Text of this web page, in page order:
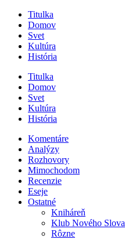
Titulka
Domov
Svet
Kultúra
História
Titulka
Domov
Svet
Kultúra
História
Komentáre
Analýzy
Rozhovory
Mimochodom
Recenzie
Eseje
Ostatné
Kniháreň
Klub Nového Slova
Rôzne